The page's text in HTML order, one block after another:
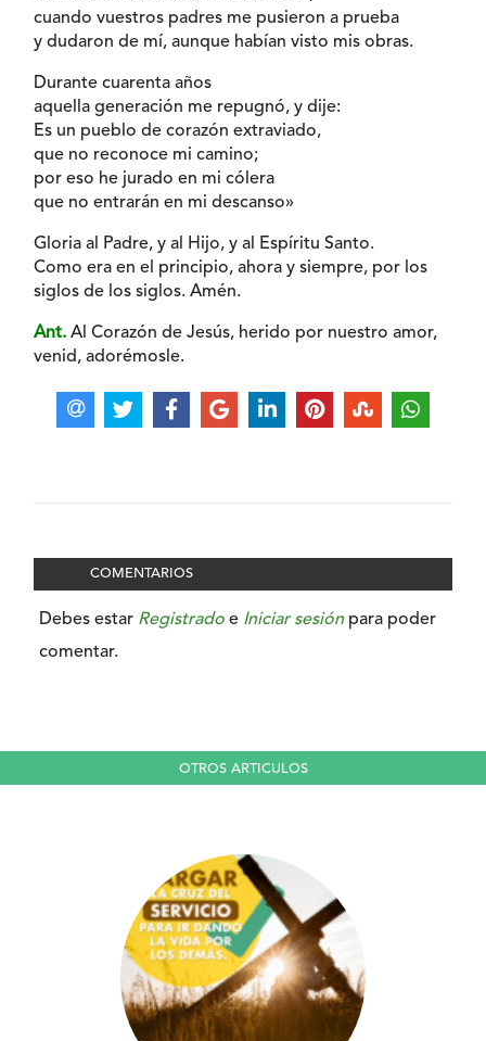
cuando vuestros padres me pusieron a prueba
y dudaron de mí, aunque habían visto mis obras.
Durante cuarenta años
aquella generación me repugnó, y dije:
Es un pueblo de corazón extraviado,
que no reconoce mi camino;
por eso he jurado en mi cólera
que no entrarán en mi descanso»
Gloria al Padre, y al Hijo, y al Espíritu Santo.
Como era en el principio, ahora y siempre, por los
siglos de los siglos. Amén.
Ant. Al Corazón de Jesús, herido por nuestro amor,
venid, adorémosle.
COMENTARIOS
Debes estar Registrado e Iniciar sesión para poder
comentar.
OTROS ARTICULOS